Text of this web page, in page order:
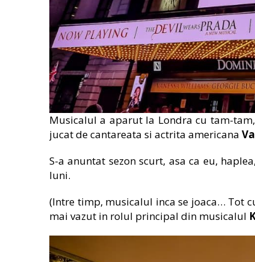
Musicalul a aparut la Londra cu tam-
jucat de cantareata si actrita americana
S-a anuntat sezon scurt, asa ca eu,
luni.
(Intre timp, musicalul inca se joaca… Tot
mai vazut in rolul principal din musicalul